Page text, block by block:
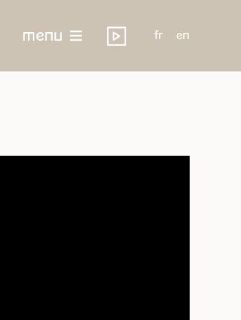
menu fr en